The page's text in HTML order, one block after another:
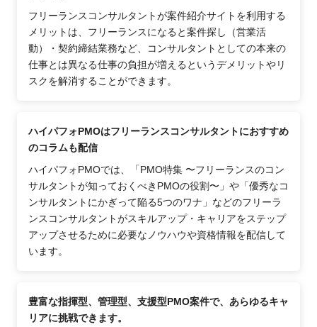
フリーランスコンサルタントが案件紹介サイトを利用する
メリットは、フリーランスになると案件探し（営業活
動）・契約締結業務など、コンサルタントとしての本来の
仕事とは異なる仕事の負担が増えるというデメリットやリ
スクを解消することができます。
ハイパフォPMOはフリーランスコンサルタントにおすすめ
のコラムも配信
ハイパフォPMOでは、「PMO特集 〜フリーランスのコン
サルタントが知っておくべきPMOの役割〜」や「優秀なコ
ンサルタントにかぎって陥る5つのワナ」などのフリーラ
ンスコンサルタントがスキルアップ・キャリアをステップ
アップさせるために必要なノウハウや資格情報を配信して
います。
豊富な指揮型、管理型、支援型PMO案件で、あらゆるキャ
リアに挑戦できます。